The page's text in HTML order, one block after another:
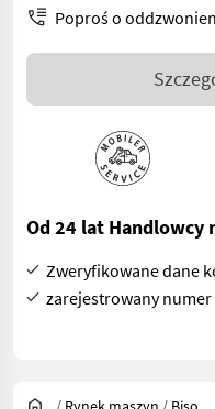
Poproś o
Od 24 lat Handlowcy
Zweryfikowane dane
zarejestrowany